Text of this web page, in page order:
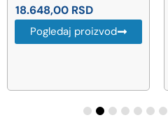
18.648,00 RSD
Pogledaj proizvod